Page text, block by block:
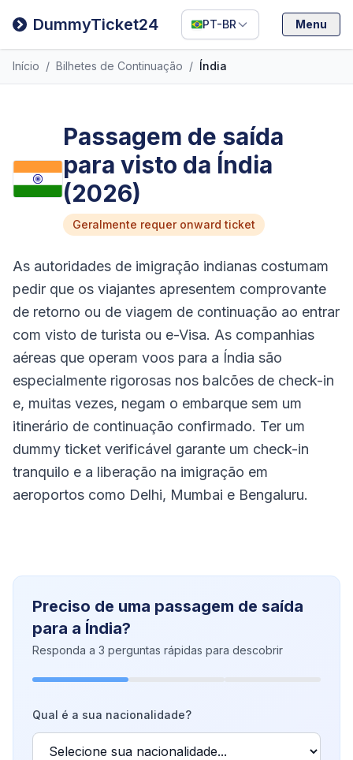
DummyTicket24 PT-BR
Deutsch
Español
Italiano
Menu
Início / Bilhetes de Continuação / Índia
Passagem de saída
para visto da Índia
(2026)
Geralmente requer onward ticket
As autoridades de imigração indianas costumam
pedir que os viajantes apresentem comprovante
de retorno ou de viagem de continuação ao entrar
com visto de turista ou e-Visa. As companhias
aéreas que operam voos para a Índia são
especialmente rigorosas nos balcões de check-in
e, muitas vezes, negam o embarque sem um
itinerário de continuação confirmado. Ter um
dummy ticket verificável garante um check-in
tranquilo e a liberação na imigração em
aeroportos como Delhi, Mumbai e Bengaluru.
Preciso de uma passagem de saída
para a Índia?
Responda a 3 perguntas rápidas para descobrir
Qual é a sua nacionalidade?